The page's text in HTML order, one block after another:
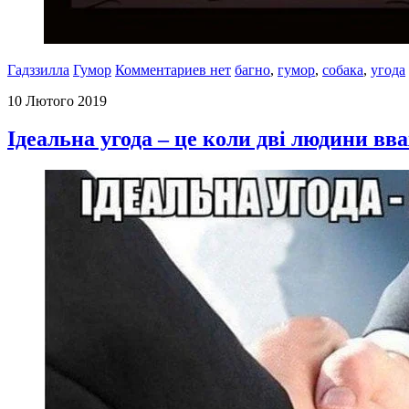
Гадззилла Гумор Комментариев нет багно, гумор, собака, угода
10 Лютого 2019
Ідеальна угода – це коли дві людини